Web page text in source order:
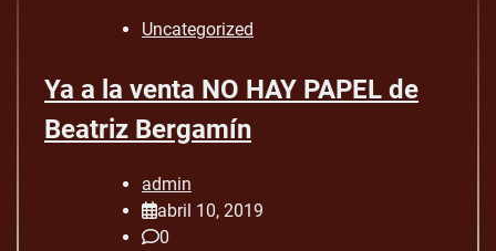
Uncategorized
Ya a la venta NO HAY PAPEL de
Beatriz Bergamín
admin
abril 10, 2019
0